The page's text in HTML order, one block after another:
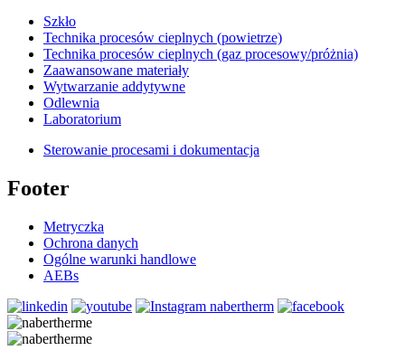
Szkło
Technika procesów cieplnych (powietrze)
Technika procesów cieplnych (gaz procesowy/próżnia)
Zaawansowane materiały
Wytwarzanie addytywne
Odlewnia
Laboratorium
Sterowanie procesami i dokumentacja
Footer
Metryczka
Ochrona danych
Ogólne warunki handlowe
AEBs